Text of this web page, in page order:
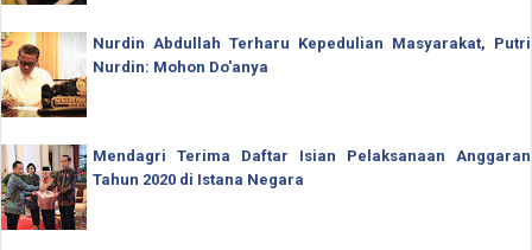
Nurdin Abdullah Terharu Kepedulian Masyarakat, Putri
Nurdin: Mohon Do'anya
Mendagri Terima Daftar Isian Pelaksanaan Anggaran
Tahun 2020 di Istana Negara